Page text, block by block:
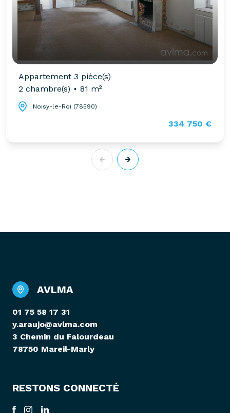
Appartement 3 pièce(s)
2 chambre(s)
81 m²
Noisy-le-Roi (78590)
334 750 €
AVLMA
01 75 58 17 31
y.araujo@avlma.com
3 Chemin du Falourdeau
78750 Mareil-Marly
RESTONS CONNECTÉ